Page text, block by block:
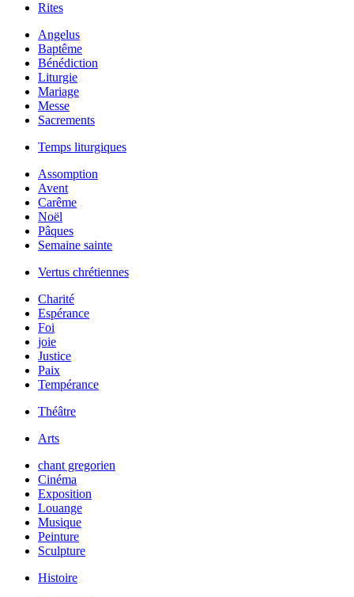
Rites
Angelus
Baptême
Bénédiction
Liturgie
Mariage
Messe
Sacrements
Temps liturgiques
Assomption
Avent
Carême
Noël
Pâques
Semaine sainte
Vertus chrétiennes
Charité
Espérance
Foi
joie
Justice
Paix
Tempérance
Théâtre
Arts
chant gregorien
Cinéma
Exposition
Louange
Musique
Peinture
Sculpture
Histoire